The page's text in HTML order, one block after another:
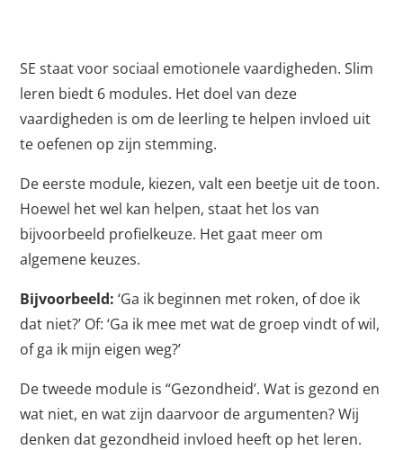
SE staat voor sociaal emotionele vaardigheden. Slim
leren biedt 6 modules. Het doel van deze
vaardigheden is om de leerling te helpen invloed uit
te oefenen op zijn stemming.
De eerste module, kiezen, valt een beetje uit de toon.
Hoewel het wel kan helpen, staat het los van
bijvoorbeeld profielkeuze. Het gaat meer om
algemene keuzes.
Bijvoorbeeld: ‘Ga ik beginnen met roken, of doe ik
dat niet?’ Of: ‘Ga ik mee met wat de groep vindt of wil,
of ga ik mijn eigen weg?’
De tweede module is “Gezondheid’. Wat is gezond en
wat niet, en wat zijn daarvoor de argumenten? Wij
denken dat gezondheid invloed heeft op het leren.